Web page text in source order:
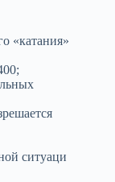
«катания»
ситуаци